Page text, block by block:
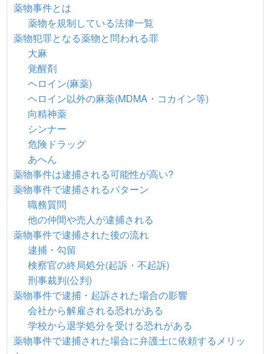
薬物事件とは
薬物を規制している法律一覧
薬物犯罪となる薬物と問われる罪
大麻
覚醒剤
ヘロイン(麻薬)
ヘロイン以外の麻薬(MDMA・コカイン等)
向精神薬
シンナー
危険ドラッグ
あへん
薬物事件は逮捕される可能性が高い?
薬物事件で逮捕されるパターン
職務質問
他の仲間や売人が逮捕される
薬物事件で逮捕された後の流れ
逮捕・勾留
検察官の終局処分(起訴・不起訴)
刑事裁判(公判)
薬物事件で逮捕・起訴された場合の影響
会社から解雇される恐れがある
学校から退学処分を受ける恐れがある
薬物事件で逮捕された場合に弁護士に依頼するメリッ